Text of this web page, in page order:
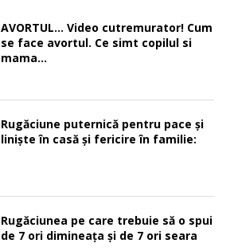
AVORTUL… Video cutremurator! Cum
se face avortul. Ce simt copilul si
mama…
Rugăciune puternică pentru pace şi
linişte în casă şi fericire în familie:
Rugăciunea pe care trebuie să o spui
de 7 ori dimineața și de 7 ori seara